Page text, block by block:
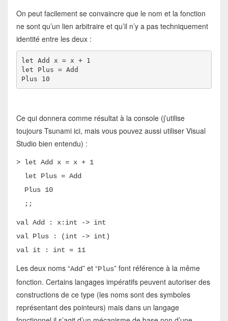
On peut facilement se convaincre que le nom et la fonction
ne sont qu’un lien arbitraire et qu’il n’y a pas techniquement
identité entre les deux :
let Add x = x + 1
let Plus = Add
Plus 10
Ce qui donnera comme résultat à la console (j’utilise
toujours Tsunami ici, mais vous pouvez aussi utiliser Visual
Studio bien entendu) :
> let Add x = x + 1
let Plus = Add
Plus 10
;;
val Add : x:int -> int
val Plus : (int -> int)
val it : int = 11
Les deux noms “Add” et “Plus” font référence à la même
fonction. Certains langages impératifs peuvent autoriser des
constructions de ce type (les noms sont des symboles
représentant des pointeurs) mais dans un langage